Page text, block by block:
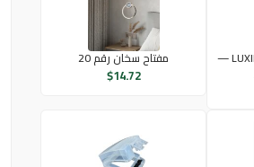
قابس 13 أمبير بمفتاح LUXIFY — مفتاح سخان رقم 20
$14.72